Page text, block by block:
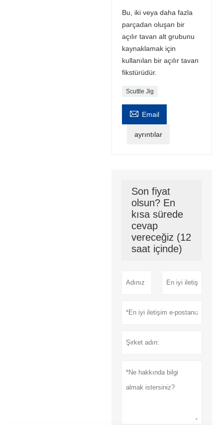
Bu, iki veya daha fazla
parçadan oluşan bir
açılır tavan alt grubunu
kaynaklamak için
kullanılan bir açılır tavan
fikstürüdür.
Scuttle Jig
 Email
ayrıntılar
Son fiyat
olsun? En
kısa sürede
cevap
vereceğiz (12
saat içinde)